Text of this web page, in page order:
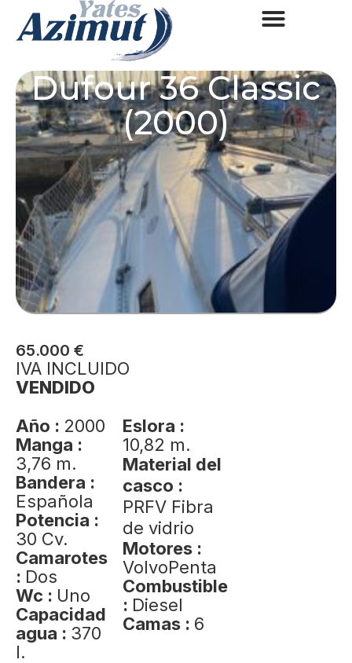
Dufour 36 Classic
(2000)
65.000 €
IVA INCLUIDO
VENDIDO
Año : 2000
Manga :
3,76 m.
Bandera :
Española
Potencia :
30 Cv.
Camarotes
: Dos
Wc : Uno
Capacidad
agua : 370
l.
Eslora :
10,82 m.
Material del
casco :
PRFV Fibra
de vidrio
Motores :
VolvoPenta
Combustible
: Diesel
Camas : 6